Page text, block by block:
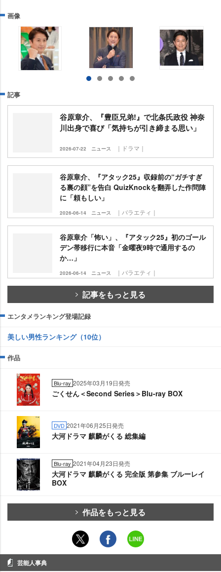
画像
記事
谷原章介、『豊臣兄弟!』で北条氏政役 神奈
川出身で喜び「気持ちが引き締まる思い」
2026-07-22 ニュース ｜ドラマ｜
谷原章介、『アタック25』収録前の“ガチすぎ
る裏の顔”を告白 QuizKnockを翻弄した作問陣
に「頼もしい」
2026-06-14 ニュース ｜バラエティ｜
谷原章介「怖い」、『アタック25』初のゴール
デン帯移行に本音「金曜夜9時で通用するの
か…」
2026-06-14 ニュース ｜バラエティ｜
記事をもっと見る
エンタメランキング登場記録
美しい男性ランキング（10位）
作品
Blu-ray 2025年03月19日発売
ごくせん＜Second Series＞Blu-ray BOX
DVD 2021年06月25日発売
大河ドラマ 麒麟がくる 総集編
Blu-ray 2021年04月23日発売
大河ドラマ 麒麟がくる 完全版 第参集 ブルーレイ
BOX
作品をもっと見る
芸能人事典